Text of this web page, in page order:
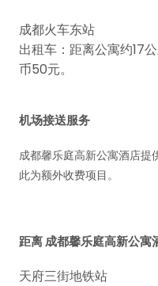
成都火车东站
出租车：距离公寓约17
币50元。
机场接送服务
成都馨乐庭高新公寓酒店提
此为额外收费项目。
距离 成都馨乐庭高新公寓
天府三街地铁站